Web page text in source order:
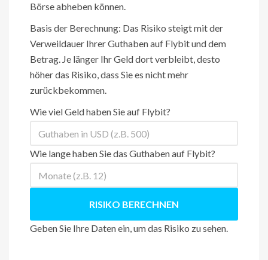
Börse abheben können.
Basis der Berechnung: Das Risiko steigt mit der
Verweildauer Ihrer Guthaben auf Flybit und dem
Betrag. Je länger Ihr Geld dort verbleibt, desto
höher das Risiko, dass Sie es nicht mehr
zurückbekommen.
Wie viel Geld haben Sie auf Flybit?
Wie lange haben Sie das Guthaben auf Flybit?
RISIKO BERECHNEN
Geben Sie Ihre Daten ein, um das Risiko zu sehen.